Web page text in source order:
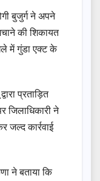
बुजुर्ग ने अपने
की शिकायत
में गुंडा एक्ट के
प्रताड़ित
जिलाधिकारी ने
जल्द कार्रवाई
ने बताया कि